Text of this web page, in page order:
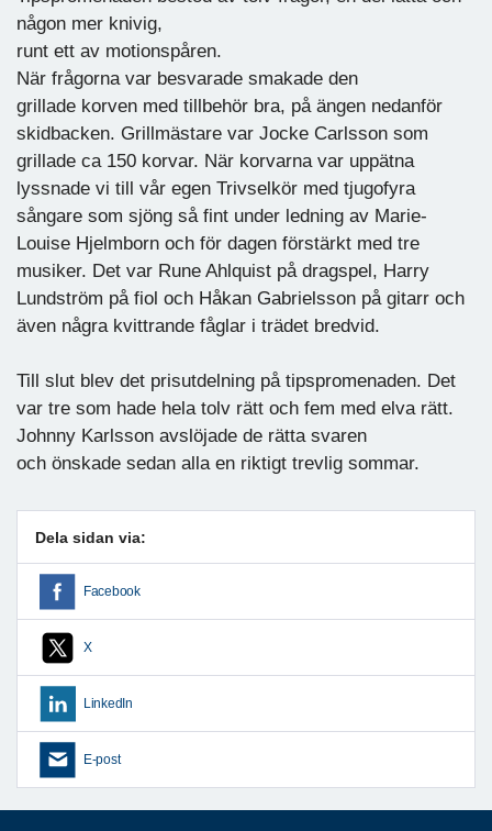
någon mer knivig,
runt ett av motionspåren.
När frågorna var besvarade smakade den
grillade korven med tillbehör bra, på ängen nedanför
skidbacken. Grillmästare var Jocke Carlsson som
grillade ca 150 korvar. När korvarna var uppätna
lyssnade vi till vår egen Trivselkör med tjugofyra
sångare som sjöng så fint under ledning av Marie-
Louise Hjelmborn och för dagen förstärkt med tre
musiker. Det var Rune Ahlquist på dragspel, Harry
Lundström på fiol och Håkan Gabrielsson på gitarr och
även några kvittrande fåglar i trädet bredvid.
Till slut blev det prisutdelning på tipspromenaden. Det
var tre som hade hela tolv rätt och fem med elva rätt.
Johnny Karlsson avslöjade de rätta svaren
och önskade sedan alla en riktigt trevlig sommar.
Dela sidan via:
Facebook
X
LinkedIn
E-post